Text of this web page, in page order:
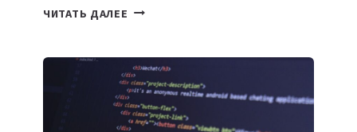
ЧИТАТЬ ДАЛЕЕ ТАСК-
ПОЛЕЗНЫХ
ИНСТРУМЕНТОВ
ДЛЯ
РАБОТЫ